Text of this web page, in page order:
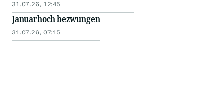
31.07.26, 12:45
Januarhoch bezwungen
31.07.26, 07:15